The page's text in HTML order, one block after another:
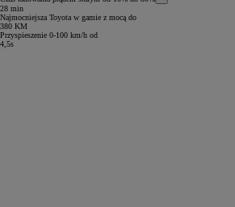
28 min
Najmocniejsza Toyota w gamie z mocą do
380 KM
Przyspieszenie 0-100 km/h od
4,5s